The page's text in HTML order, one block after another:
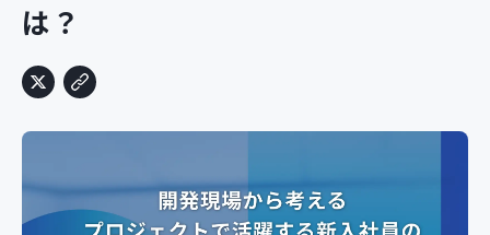
システム構築支援
研修サービス
新規開発サービス
は？